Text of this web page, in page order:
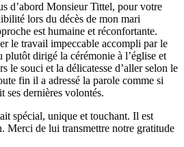
d’abord Monsieur Tittel, pour votre
lors du décès de mon mari
est humaine et réconfortante.
le travail impeccable accompli par le
dirigé la cérémonie à l’église et
le souci et la délicatesse d’aller selon le
fin il a adressé la parole comme si
ses dernières volontés.
spécial, unique et touchant. Il est
Merci de lui transmettre notre gratitude